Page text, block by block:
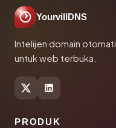
YourvillDNS
Intelijen domain
untuk web terbuka.
PRODUK